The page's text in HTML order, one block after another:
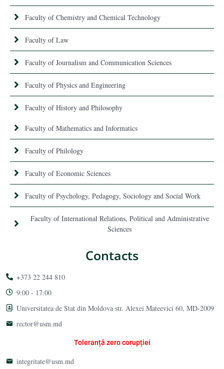
Faculty of Chemistry and Chemical Technology
Faculty of Law
Faculty of Journalism and Communication Sciences
Faculty of Physics and Engineering
Faculty of History and Philosophy
Faculty of Mathematics and Informatics
Faculty of Philology
Faculty of Economic Sciences
Faculty of Psychology, Pedagogy, Sociology and Social Work
Faculty of International Relations, Political and Administrative
Sciences
Contacts
+373 22 244 810
9:00 - 17:00
Universitatea de Stat din Moldova str. Alexei Mateevici 60, MD-2009
rector@usm.md
Toleranță zero corupției
integritate@usm.md